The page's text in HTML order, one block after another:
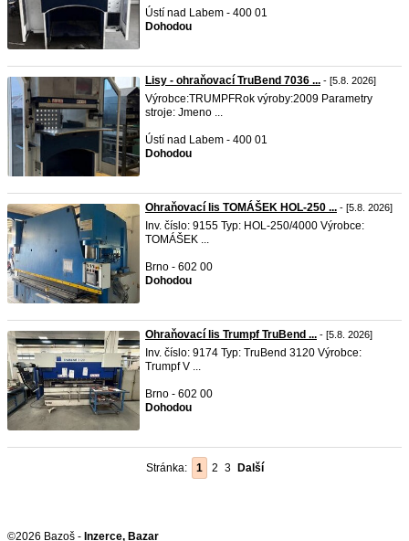
Ústí nad Labem - 400 01
Dohodou
Lisy - ohraňovací TruBend 7036 ... - [5.8. 2026]
Výrobce:TRUMPFRok výroby:2009 Parametry
stroje: Jmeno ...
Ústí nad Labem - 400 01
Dohodou
Ohraňovací lis TOMÁŠEK HOL-250 ... - [5.8. 2026]
Inv. číslo: 9155 Typ: HOL-250/4000 Výrobce:
TOMÁŠEK ...
Brno - 602 00
Dohodou
Ohraňovací lis Trumpf TruBend ... - [5.8. 2026]
Inv. číslo: 9174 Typ: TruBend 3120 Výrobce:
Trumpf V ...
Brno - 602 00
Dohodou
Stránka: 1 2 3 Další
©2026 Bazoš - Inzerce, Bazar